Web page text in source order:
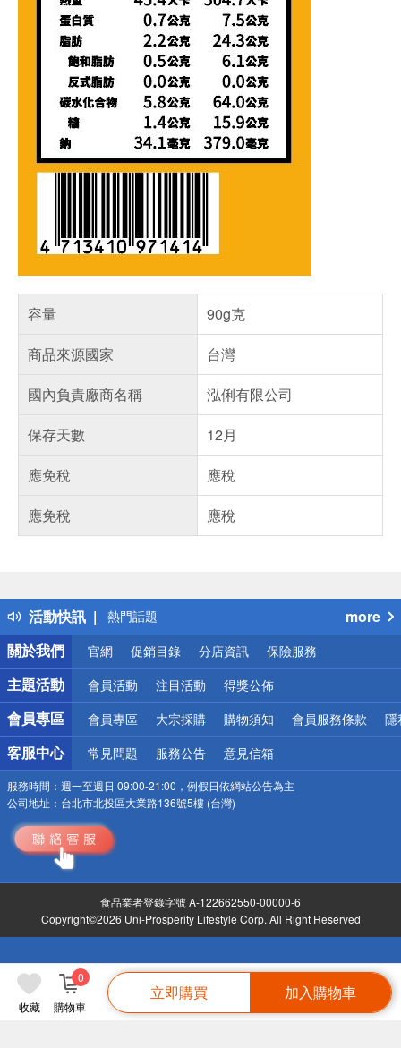
收藏 購物車
0
立即購買 加入購物車
容量
90g克
商品來源國家
台灣
國內負責廠商名稱
泓俐有限公司
保存天數
12月
應免稅
應稅
應免稅
應稅
活動快訊
得獎公告
熱門話題
銀行優惠
偏遠地區配送
詐騙網頁！請小心！
more
關於我們
官網 促銷目錄 分店資訊 保險服務
主題活動 會員活動 注目活動 得獎公佈
會員專區 會員專區 大宗採購 購物須知 會員服務條款 隱
客服中心 常見問題 服務公告 意見信箱
服務時間： 週一至週日 09:00-21:00，例假日依網站公告為主
公司地址： 台北市北投區大業路136號5樓 (台灣)
食品業者登錄字號 A-122662550-00000-6
Copyright©2026 Uni-Prosperity Lifestyle Corp. All Right Reserved